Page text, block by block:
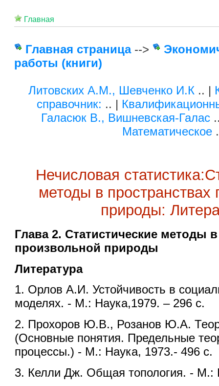
Главная
Главная страница-->
работы (книги)
Литовских А.М., Шевченко И.К .. |
справочник: .. |
Галасюк В., Вишневская-Галас
Математическое
Нечисловая
методы в пространствах
природы:
Глава 2. Статистические методы
произвольной природы
Литература
1. Орлов А.И. Устойчивость в
моделях. - М.: Наука,1979. – 296 с.
2. Прохоров Ю.В., Розанов Ю.А.
(Основные понятия. Предельные
процессы.) - М.: Наука, 1973.- 496 с.
3. Келли Дж. Общая топология. - М.: